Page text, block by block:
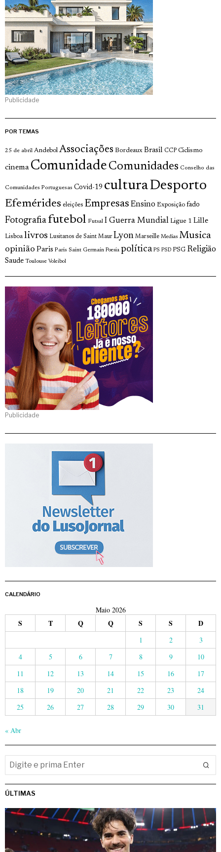
Publicidade
POR TEMAS
25 de abril Andebol Associações Bordeaux Brasil CCP Ciclismo
cinema Comunidade Comunidades Conselho das
Comunidades Portuguesas Covid-19 culturaDesporto
Efemérides eleições Empresas Ensino Exposição fado
Fotografia futebol Futsal I Guerra Mundial Ligue 1 Lille
Lisboa livros Lusitanos de Saint Maur Lyon Marseille Medias Musica
opinião Paris Paris Saint Germain Poesia política PS PSD PSG Religião
Saude Toulouse Voleibol
Publicidade
CALENDÁRIO
Maio 2026
S T Q Q S S D
1 2
3
4
5 6 7 8 9
10
11
12 13 14 15 16
17
18
19 20 21 22 23
24
25
26 27 28 29 30 31
« Abr
ÚLTIMAS